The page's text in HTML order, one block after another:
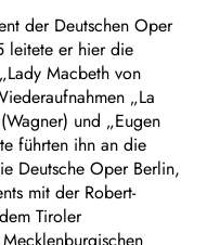
der Deutschen Oper
leitete er hier die
Macbeth von
„La
und „Eugen
führten ihn an die
Deutsche Oper Berlin,
mit der Robert-
Tiroler